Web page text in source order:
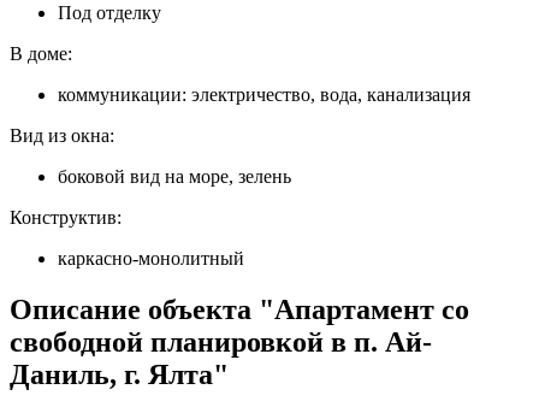
Под отделку
В доме:
коммуникации: электричество, вода, канализация
Вид из окна:
боковой вид на море, зелень
Конструктив:
каркасно-монолитный
Описание объекта "Апартамент со
свободной планировкой в п. Ай-
Даниль, г. Ялта"